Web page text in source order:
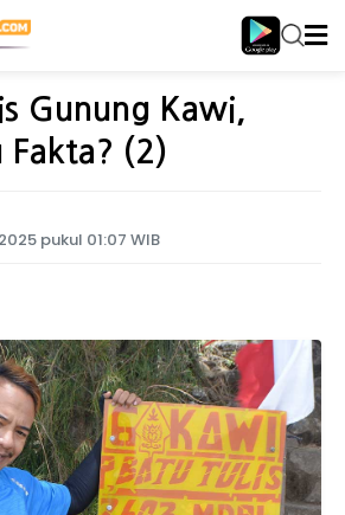
Dan Lingkungan
Gunung Kawi,
Fakta? (2)
pukul 01:07 WIB